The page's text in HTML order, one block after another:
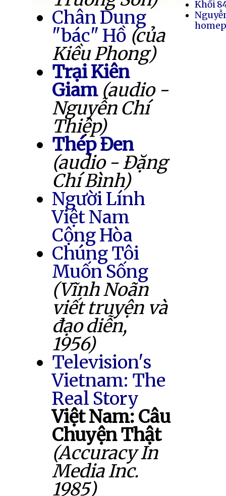
Chân Dung
"bác" Hồ (của
Kiều Phong)
Trại Kiên
Giam (audio -
Nguyễn Chí
Thiệp)
Thép Đen
(audio - Đặng
Chí Bình)
Người Lính
Việt Nam
Cộng Hòa
Chúng Tôi
Muốn Sống
(Vĩnh Noãn
viết truyện và
đạo diễn,
1956)
Television's
Vietnam: The
Real Story
Việt Nam: Câu
Chuyện Thật
(Accuracy In
Media Inc.
1985)
Khối